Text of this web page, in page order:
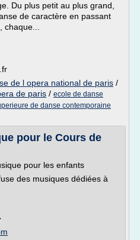
Du plus petit au plus grand,
de caractère en passant
de l opera national de paris /
de paris / ecole de danse
de danse contemporaine
pour le Cours de
pour les enfants
des musiques dédiées à